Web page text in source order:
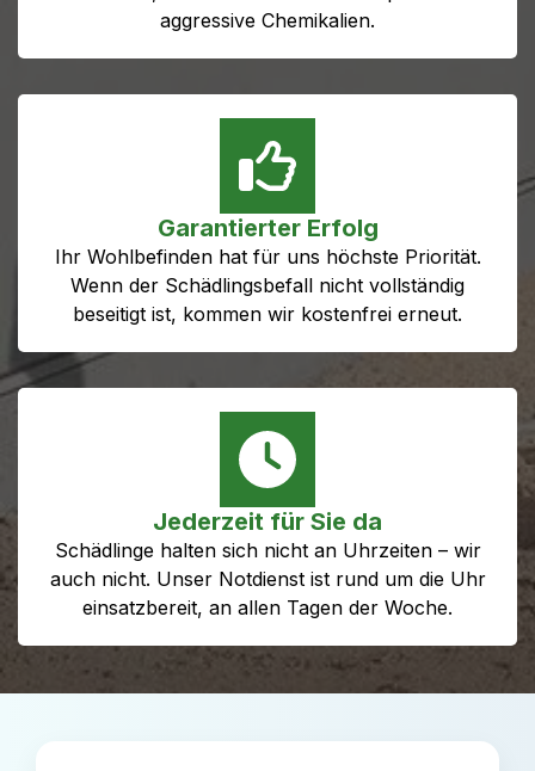
aggressive Chemikalien.
Garantierter Erfolg
Ihr Wohlbefinden hat für uns höchste Priorität.
Wenn der Schädlingsbefall nicht vollständig
beseitigt ist, kommen wir kostenfrei erneut.
Jederzeit für Sie da
Schädlinge halten sich nicht an Uhrzeiten – wir
auch nicht. Unser Notdienst ist rund um die Uhr
einsatzbereit, an allen Tagen der Woche.